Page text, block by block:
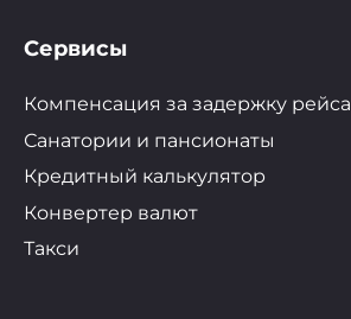
Сервисы
Компенсация за задержку рейса
Санатории и пансионаты
Кредитный калькулятор
Конвертер валют
Такси